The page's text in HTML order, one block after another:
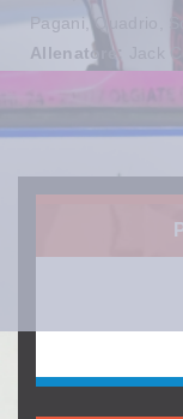
Pagani, Quadrio,
Allenatore: